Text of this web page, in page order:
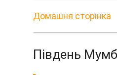
Домашня сторінка
Південь